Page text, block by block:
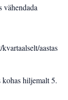
vähendada
aastas
hiljemalt 5.